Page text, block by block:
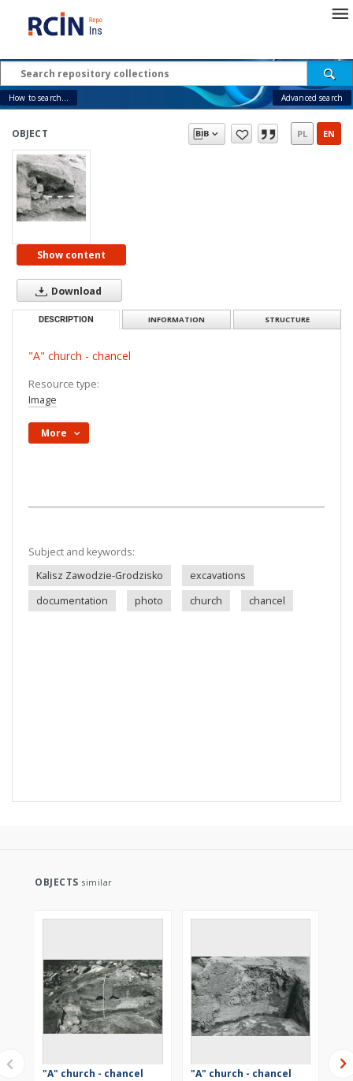
How to search... Advanced search
OBJECT PL EN
Show content
Download
DESCRIPTION INFORMATION STRUCTURE
"A" church - chancel
Resource type:
Image
More
Subject and keywords:
Kalisz Zawodzie-Grodzisko
excavations
documentation
photo church chancel
OBJECTS similar
"A" church - chancel "A" church - chancel